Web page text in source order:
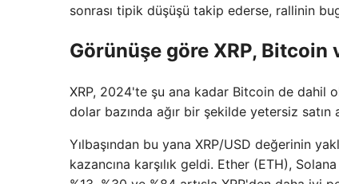
sonrası tipik düşüşü takip ederse, rallinin
Görünüşe göre XRP, Bitcoin
XRP, 2024'te şu ana kadar Bitcoin de dahil
dolar bazında ağır bir şekilde yetersiz satın
Yılbaşından bu yana XRP/USD değerinin
kazancına karşılık geldi. Ether (ETH),